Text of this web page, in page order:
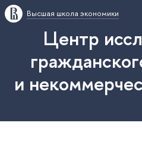
Высшая школа экономики
Центр
и